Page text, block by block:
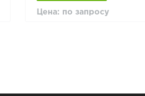
Цена: по запросу